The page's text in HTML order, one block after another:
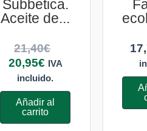
Subbetica.
Aceite de...
21,40€
20,95€ IVA
incluido.
Añadir al
carrito